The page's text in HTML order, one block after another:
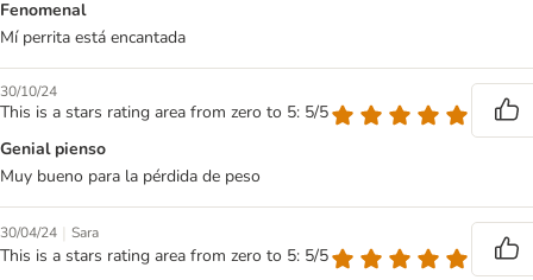
Fenomenal
Mí perrita está encantada
30/10/24
This is a stars rating area from zero to 5: 5/5
Genial pienso
Muy bueno para la pérdida de peso
30/04/24 | Sara
This is a stars rating area from zero to 5: 5/5